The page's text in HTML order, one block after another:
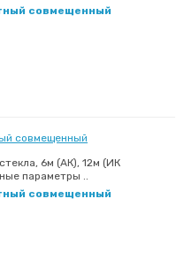
совмещенный
6м (АК), 12м (ИК
параметры ..
совмещенный